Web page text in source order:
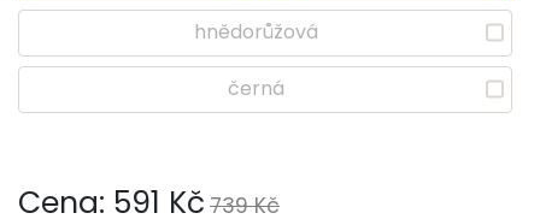
hnědorůžová
černá
Cena: 591 Kč 739 Kč